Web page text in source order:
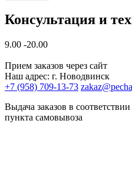
Консультация и
9.00 -20.00
Прием заказов через сайт
Наш адрес: г. Новодвинск
+7 (958) 709-13-73
Выдача заказов в
пункта самовывоза